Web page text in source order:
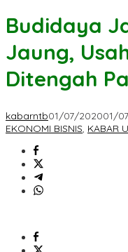
Budidaya
Jaung,
Ditengah
kabarntb01/07/202001/
EKONOMI BISNIS, KABAR